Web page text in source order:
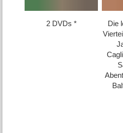
2 DVDs
Die